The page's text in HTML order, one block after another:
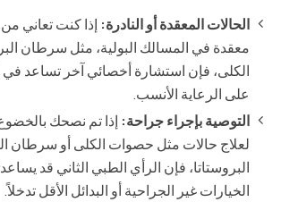
الحالات المعقدة أو النادرة: إذا كنت تعاني من
معقدة في المسالك البولية، مثل سرطان
الكلى، فإن استشارة أخصائي آخر تساعد
على الرعاية الأنسب.
التوصية بإجراء جراحة: إذا تم نصحك
لعلاج حالات مثل حصوات الكلى أو سرطان
البروستاتا، فإن الرأي الطبي الثاني قد
الخيارات غير الجراحية أو البدائل الأقل تدخلاً.